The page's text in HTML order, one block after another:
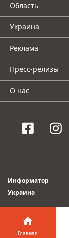
Область
Украина
Реклама
Пресс-релизы
О нас
Информатор
Украина
Главная